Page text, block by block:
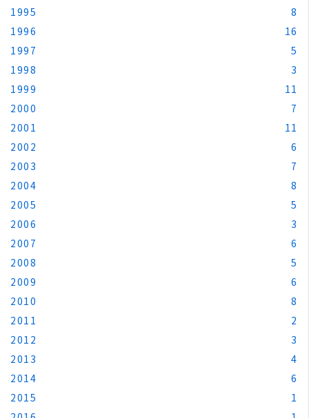
1995
8
1996
16
1997
5
1998
3
1999
11
2000
7
2001
11
2002
6
2003
7
2004
8
2005
5
2006
3
2007
6
2008
5
2009
6
2010
8
2011
2
2012
3
2013
4
2014
6
2015
1